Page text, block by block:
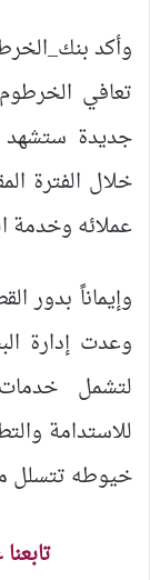
وأكد
تعافي
جديدة ستشهد
خلال الفترة
عملائه
وإيماناً بدور
وعدت إدارة
لتشمل
للاستدامة
خيوطه تتسلل